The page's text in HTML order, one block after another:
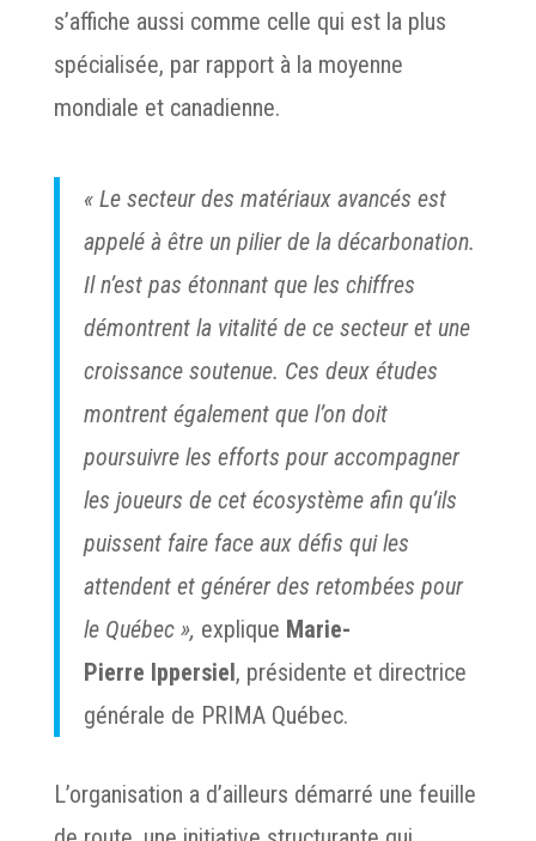
s’affiche aussi comme celle qui est la plus
spécialisée, par rapport à la moyenne
mondiale et canadienne.
« Le secteur des matériaux avancés est
appelé à être un pilier de la décarbonation.
Il n’est pas étonnant que les chiffres
démontrent la vitalité de ce secteur et une
croissance soutenue. Ces deux études
montrent également que l’on doit
poursuivre les efforts pour accompagner
les joueurs de cet écosystème afin qu’ils
puissent faire face aux défis qui les
attendent et générer des retombées pour
le Québec », explique Marie-
Pierre Ippersiel, présidente et directrice
générale de PRIMA Québec.
L’organisation a d’ailleurs démarré une feuille